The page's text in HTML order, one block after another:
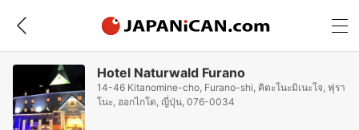
Hotel Naturwald Furano
14-46 Kitanomine-cho, Furano-shi, คิตะโนะมิเนะโจ, ฟุรา
โนะ, ฮอกไกโด, ญี่ปุ่น, 076-0034